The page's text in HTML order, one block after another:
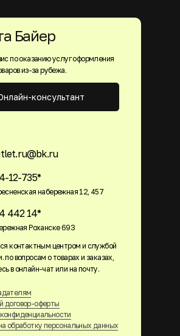
по оказанию услуг оформления
из-за рубежа.
12-735*
набережная 12, 457
442 14*
Роханске 693
договор-оферты
обработку персональных данных
консультант
Байер
контактным центром и службой
по вопросам о товарах и заказах,
в онлайн-чат или на почту.